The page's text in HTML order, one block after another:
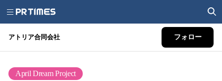
アトリア合同会社 フォロー
April Dream Project